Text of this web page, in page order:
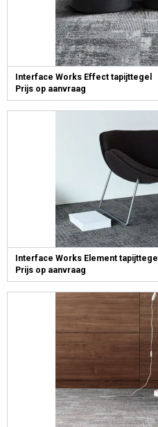
Interface Works Effect tapijttegel
Prijs op aanvraag
Interface Works Element tapijttegel
Prijs op aanvraag